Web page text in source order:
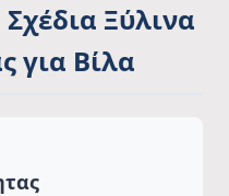
Ξύλινα
για Βίλα